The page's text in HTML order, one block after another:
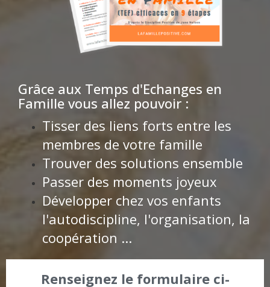
Grâce aux Temps d'Echanges en
Famille vous allez pouvoir :
Tisser des liens forts entre les
membres de votre famille
Trouver des solutions ensemble
Passer des moments joyeux
Développer chez vos enfants
l'autodiscipline, l'organisation, la
coopération ...
Renseignez le formulaire ci-